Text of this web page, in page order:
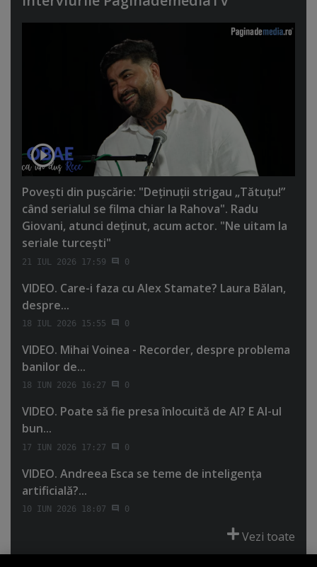
Poveşti din puşcărie: "Deţinuţii strigau „Tătuţu!”
când serialul se filma chiar la Rahova". Radu
Giovani, atunci deţinut, acum actor. "Ne uitam la
seriale turceşti"
21 IUL 2026 17:59 0
VIDEO. Care-i faza cu Alex Stamate? Laura Bălan,
despre...
18 IUL 2026 15:55 0
VIDEO. Mihai Voinea - Recorder, despre problema
banilor de...
18 IUN 2026 16:27 0
VIDEO. Poate să fie presa înlocuită de AI? E AI-ul
bun...
17 IUN 2026 17:27 0
VIDEO. Andreea Esca se teme de inteligenţa
artificială?...
10 IUN 2026 18:07 0
Vezi toate